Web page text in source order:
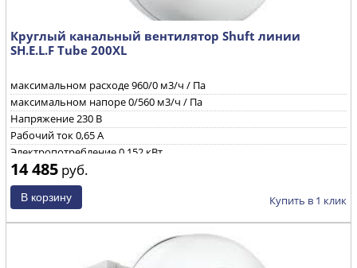
Круглый канальный вентилятор Shuft линии
SH.E.L.F Tube 200XL
максимальном расходе 960/0 м3/ч / Па
максимальном напоре 0/560 м3/ч / Па
Напряжение 230 B
Рабочий ток 0,65 А
Электропотребление 0,152 кВт
Уровень звуковой мощности через корпус при ηmax 71/70/52
дБ(А)
Частота вращения 2500 об/мин
14 485 руб.
Купить в 1 клик